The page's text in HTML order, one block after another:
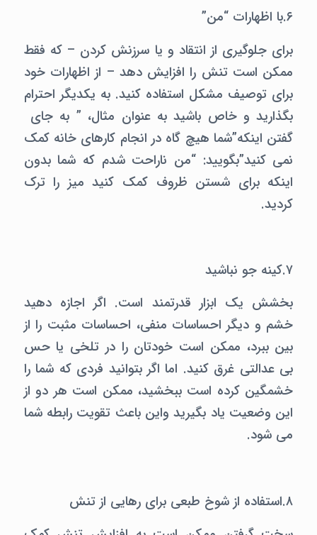
۶.با اظهارات “من”
برای جلوگیری از انتقاد و یا سرزنش کردن – که فقط
ممکن است تنش را افزایش دهد – از اظهارات خود
برای توصیف مشکل استفاده کنید. به یکدیگر احترام
بگذارید و خاص باشید به عنوان مثال، ” به جای
گفتن اینکه”شما هیچ گاه در انجام کارهای خانه کمک
نمی کنید”بگویید: “من ناراحت شدم که شما بدون
اینکه برای شستن ظروف کمک کنید میز را ترک
کردید.
۷.کینه جو نباشید
بخشش یک ابزار قدرتمند است. اگر اجازه دهید
خشم و دیگر احساسات منفی، احساسات مثبت را از
بین ببرد، ممکن است خودتان را در تلخی یا حس
بی عدالتی غرق کنید. اما اگر بتوانید فردی که شما را
خشمگین کرده است ببخشید، ممکن است هر دو از
این وضعیت یاد بگیرید واین باعث تقویت رابطه شما
می شود.
۸.استفاده از شوخ طبعی برای رهایی از تنش